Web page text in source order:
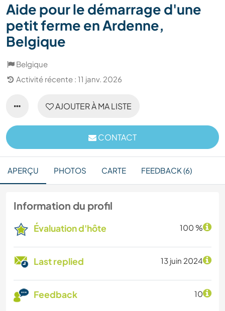
Aide pour le démarrage d'une
petit ferme en Ardenne,
Belgique
Belgique
Activité récente : 11 janv. 2026
AJOUTER À MA LISTE
CONTACT
APERÇU PHOTOS CARTE FEEDBACK (6)
Information du profil
Évaluation d'hôte 100 %
Last replied 13 juin 2024
Feedback 10